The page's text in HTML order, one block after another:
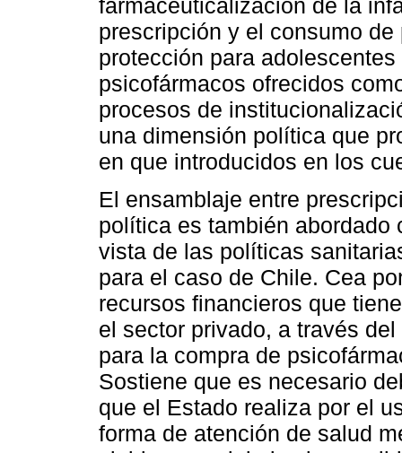
farmaceuticalización de la
prescripción y el consumo
protección para
psicofármacos ofrecidos
procesos de
una dimensión política que
en que introducidos en los
El ensamblaje entre
política es también abordado
vista de las políticas
para el caso de Chile. Cea
recursos financieros que
el sector privado, a través
para la compra de
Sostiene que es necesario
que el Estado realiza por el
forma de atención de salud